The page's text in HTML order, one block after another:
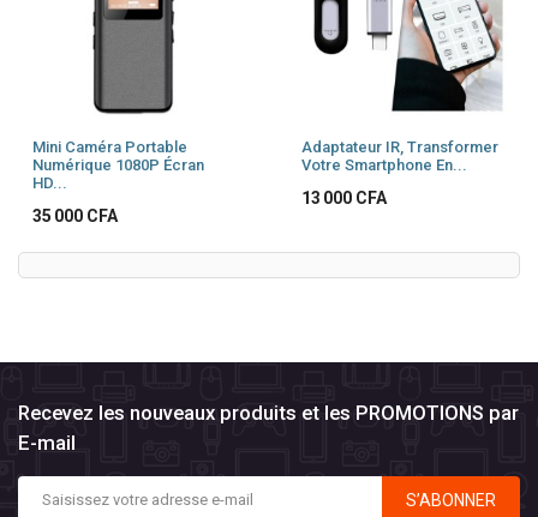
Mini Caméra Portable
Numérique 1080P Écran
HD...
Prix
35 000 CFA
Adaptateur IR, Transformer
Votre Smartphone En...
Prix
13 000 CFA
Recevez les nouveaux produits et les PROMOTIONS par
E-mail
S’ABONNER